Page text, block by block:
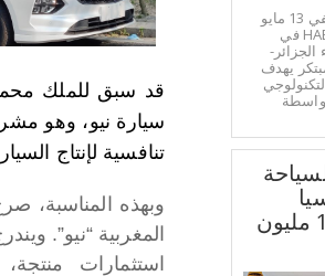
سيارة نيو، وهو
تنافسية لإنتاج
وبهذه المناسبة،
المغربية “نيو”.
استثمارات
لقاء الجزائر-ميرسي تيكفي 13 مايو
2024، استضاف معهد HABA في
الجزائر-
يهدف
جديدا ببلوغ 13.2 مليون